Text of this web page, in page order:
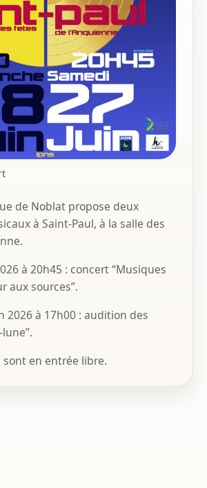
de Noblat propose deux
à Saint-Paul, à la salle des
à 20h45 : concert “Musiques
aux sources”.
2026 à 17h00 : audition des
sont en entrée libre.